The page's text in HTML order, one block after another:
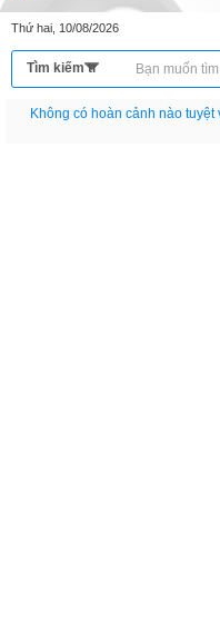
Thứ hai, 10/08/2026
Nếu như không chịu học tập thì